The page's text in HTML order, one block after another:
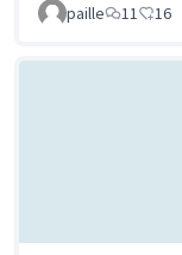
paille 11 16